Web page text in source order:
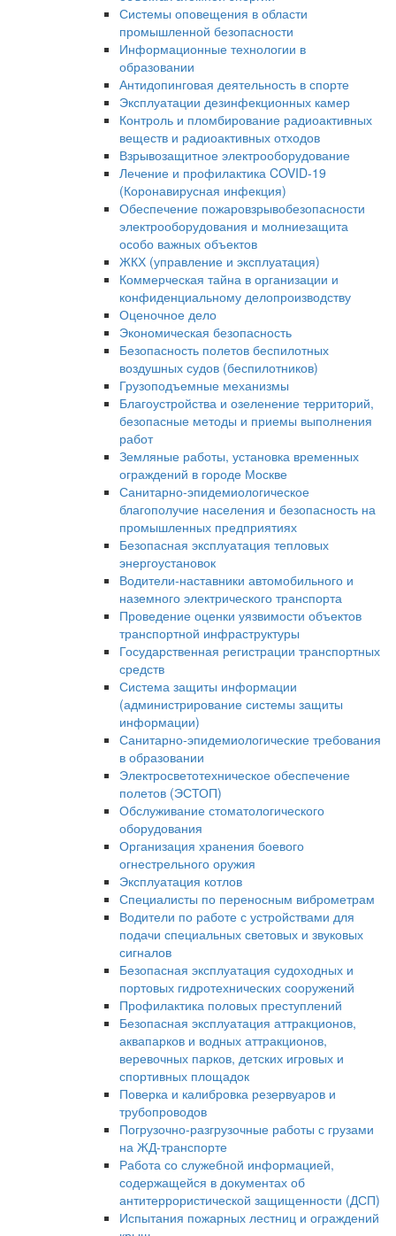
Системы оповещения в области
промышленной безопасности
Информационные технологии в
образовании
Антидопинговая деятельность в спорте
Эксплуатации дезинфекционных камер
Контроль и пломбирование радиоактивных
веществ и радиоактивных отходов
Взрывозащитное электрооборудование
Лечение и профилактика COVID-19
(Коронавирусная инфекция)
Обеспечение пожаровзрывобезопасности
электрооборудования и молниезащита
особо важных объектов
ЖКХ (управление и эксплуатация)
Коммерческая тайна в организации и
конфиденциальному делопроизводству
Оценочное дело
Экономическая безопасность
Безопасность полетов беспилотных
воздушных судов (беспилотников)
Грузоподъемные механизмы
Благоустройства и озеленение территорий,
безопасные методы и приемы выполнения
работ
Земляные работы, установка временных
ограждений в городе Москве
Санитарно-эпидемиологическое
благополучие населения и безопасность на
промышленных предприятиях
Безопасная эксплуатация тепловых
энергоустановок
Водители-наставники автомобильного и
наземного электрического транспорта
Проведение оценки уязвимости объектов
транспортной инфраструктуры
Государственная регистрации транспортных
средств
Система защиты информации
(администрирование системы защиты
информации)
Санитарно-эпидемиологические требования
в образовании
Электросветотехническое обеспечение
полетов (ЭСТОП)
Обслуживание стоматологического
оборудования
Организация хранения боевого
огнестрельного оружия
Эксплуатация котлов
Специалисты по переносным виброметрам
Водители по работе с устройствами для
подачи специальных световых и звуковых
сигналов
Безопасная эксплуатация судоходных и
портовых гидротехнических сооружений
Профилактика половых преступлений
Безопасная эксплуатация аттракционов,
аквапарков и водных аттракционов,
веревочных парков, детских игровых и
спортивных площадок
Поверка и калибровка резервуаров и
трубопроводов
Погрузочно-разгрузочные работы с грузами
на ЖД-транспорте
Работа со служебной информацией,
содержащейся в документах об
антитеррористической защищенности (ДСП)
Испытания пожарных лестниц и ограждений